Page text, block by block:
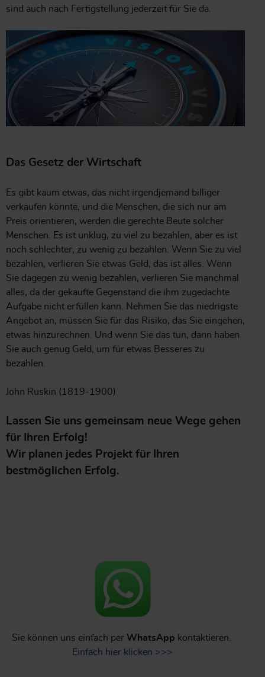
sind auch nach Fertigstellung jederzeit für Sie da.
Das Gesetz der Wirtschaft
Es gibt kaum etwas, das nicht irgendjemand billiger
verkaufen könnte, und die Menschen, die sich nur am
Preis orientieren, werden die gerechte Beute solcher
Menschen. Es ist unklug, zu viel zu bezahlen, aber es ist
noch schlechter, zu wenig zu bezahlen. Wenn Sie zu viel
bezahlen, verlieren Sie etwas Geld, das ist alles. Wenn
Sie dagegen zu wenig bezahlen, verlieren Sie manchmal
alles, da der gekaufte Gegenstand die ihm zugedachte
Aufgabe nicht erfüllen kann. Nehmen Sie das niedrigste
Angebot an, müssen Sie für das Risiko, das Sie eingehen,
etwas hinzurechnen. Und wenn Sie das tun, dann haben
Sie auch genug Geld, um für etwas Besseres zu
bezahlen.
John Ruskin (1819-1900)
Lassen Sie uns gemeinsam neue Wege gehen
für Ihren Erfolg!
Wir planen jedes Projekt für Ihren
bestmöglichen Erfolg.
Sie können uns einfach per WhatsApp kontaktieren.
Einfach hier klicken >>>